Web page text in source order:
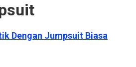
Dengan Jumpsuit Biasa